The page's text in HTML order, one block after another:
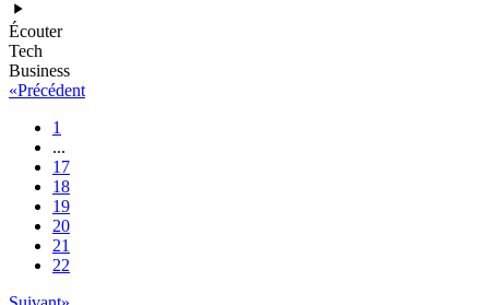
Écouter
Tech
Business
«Précédent
1
...
17
18
19
20
21
22